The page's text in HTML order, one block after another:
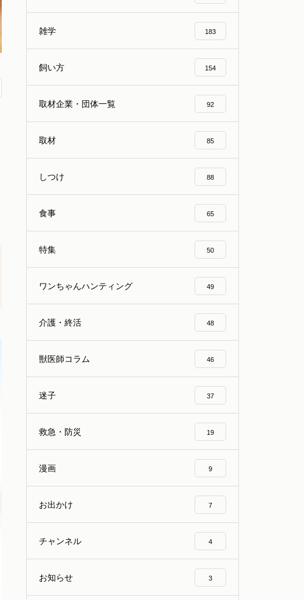
雑学 183
飼い方 154
取材企業・団体一覧 92
取材 85
しつけ 88
食事 65
特集 50
ワンちゃんハンティング 49
介護・終活 48
獣医師コラム 46
迷子 37
救急・防災 19
漫画 9
お出かけ 7
チャンネル 4
お知らせ 3